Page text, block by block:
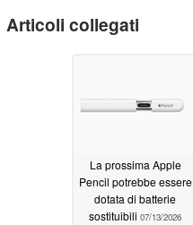
Articoli collegati
La prossima Apple
Pencil potrebbe essere
dotata di batterie
sostituibili 07/13/2026